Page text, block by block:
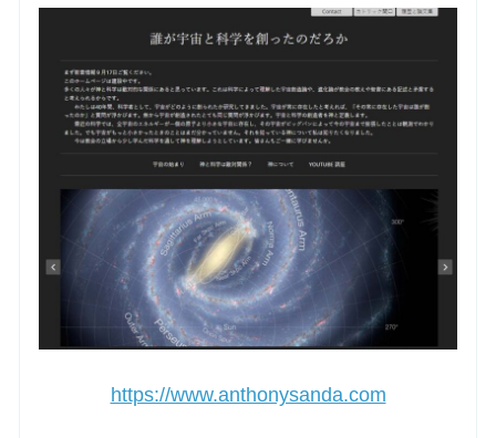
https://www.anthonysanda.com